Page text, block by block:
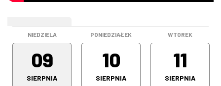
NIEDZIELA
09
SIERPNIA
PONIEDZIAŁEK
10
SIERPNIA
WTOREK
11
SIERPNIA